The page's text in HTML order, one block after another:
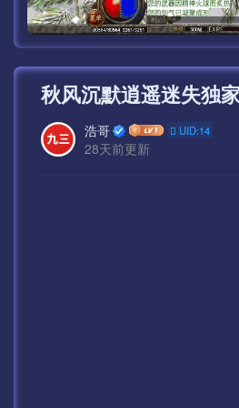
秋风沉默逍遥迷失独
浩哥 UID:14
28天前更新